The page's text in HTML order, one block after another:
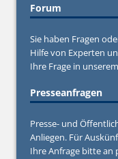
Forum
Sie haben Fragen
Hilfe von Experten
Ihre Frage in unserem
Presseanfragen
Presse- und
Anliegen. Für
Ihre Anfrage bitte an